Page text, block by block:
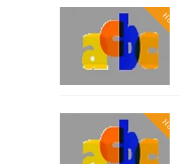
Hot
Hot